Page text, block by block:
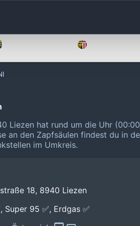
Liezen hat rund um die Uhr
an den Zapfsäulen findest du in
im Umkreis.
18, 8940 Liezen
Super 95 ✅, Erdgas ✅